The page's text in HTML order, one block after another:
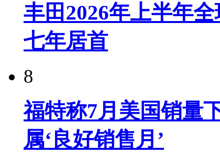
丰田2026年上半年
七年居首
8
福特称7月美国销量
属‘良好销售月’